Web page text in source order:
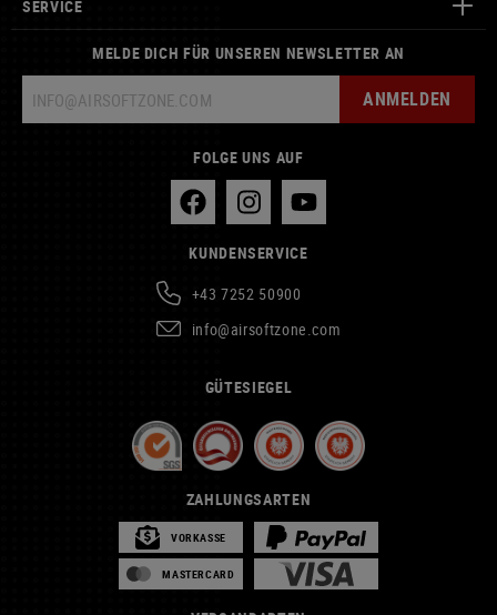
SERVICE
MELDE DICH FÜR UNSEREN NEWSLETTER AN
ANMELDEN
FOLGE UNS AUF
KUNDENSERVICE
+43 7252 50900
info@airsoftzone.com
GÜTESIEGEL
ZAHLUNGSARTEN
VORKASSE
MASTERCARD